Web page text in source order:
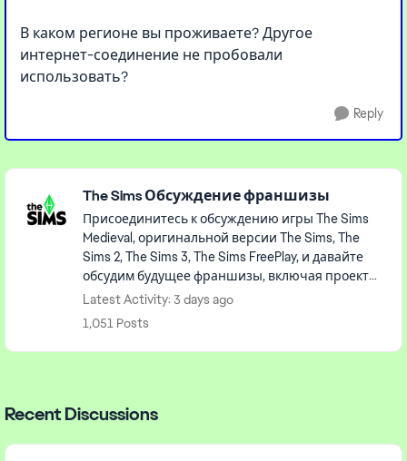
В каком регионе вы проживаете? Другое
интернет-соединение не пробовали
использовать?
Reply
Featured Places
The Sims Обсуждение франшизы
Присоединитесь к обсуждению игры The Sims
Medieval, оригинальной версии The Sims, The
Sims 2, The Sims 3, The Sims FreePlay, и давайте
обсудим будущее франшизы, включая проект
Rene.
Latest Activity: 3 days ago
1,051 Posts
Recent Discussions